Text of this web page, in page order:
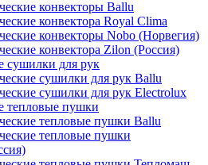
конвекторы Ballu
конвектора Royal Clima
конвекторы Nobo (Норвегия)
конвектора Zilon (Россия)
сушилки для рук
сушилки для рук Ballu
сушилки для рук Electrolux
тепловые пушки
тепловые пушки Ballu
тепловые пушки